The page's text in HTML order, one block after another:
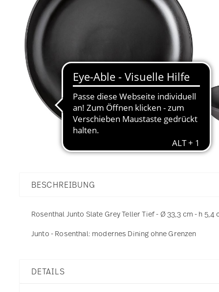
BESCHREIBUNG
Rosenthal Junto Slate Grey Teller Tief - Ø 33,3 cm - h
Junto - Rosenthal: modernes Dining ohne Grenzen
DETAILS